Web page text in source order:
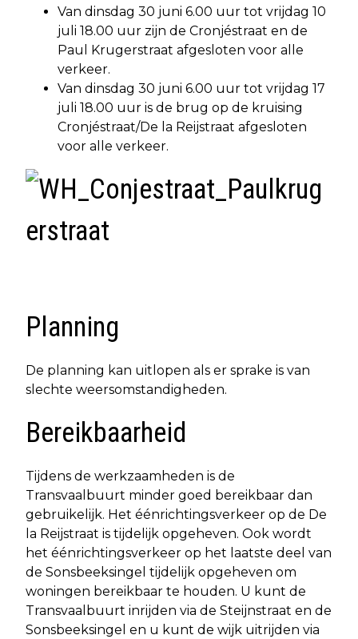
Van dinsdag 30 juni 6.00 uur tot vrijdag 10
juli 18.00 uur zijn de Cronjéstraat en de
Paul Krugerstraat afgesloten voor alle
verkeer.
Van dinsdag 30 juni 6.00 uur tot vrijdag 17
juli 18.00 uur is de brug op de kruising
Cronjéstraat/De la Reijstraat afgesloten
voor alle verkeer.
Planning
De planning kan uitlopen als er sprake is van
slechte weersomstandigheden.
Bereikbaarheid
Tijdens de werkzaamheden is de
Transvaalbuurt minder goed bereikbaar dan
gebruikelijk. Het éénrichtingsverkeer op de De
la Reijstraat is tijdelijk opgeheven. Ook wordt
het éénrichtingsverkeer op het laatste deel van
de Sonsbeeksingel tijdelijk opgeheven om
woningen bereikbaar te houden. U kunt de
Transvaalbuurt inrijden via de Steijnstraat en de
Sonsbeeksingel en u kunt de wijk uitrijden via